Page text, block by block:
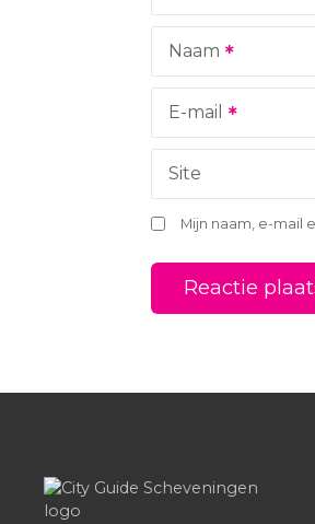
a
e
Naam
E-mail
Site
Mijn naam, e-mail